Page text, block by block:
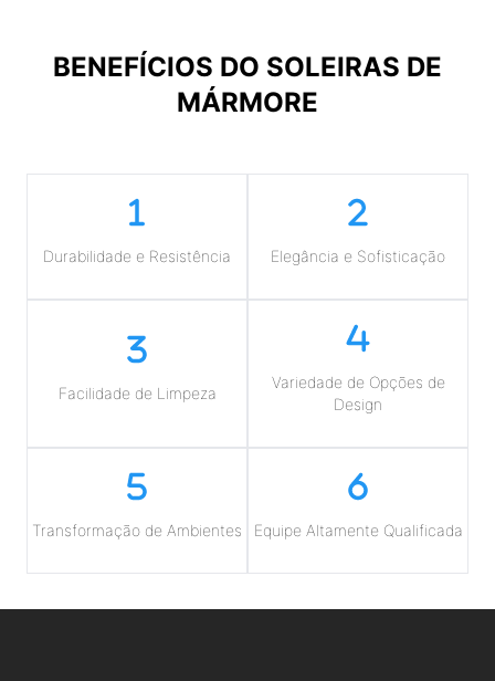
BENEFÍCIOS DO SOLEIRAS DE
MÁRMORE
Durabilidade e Resistência Elegância e Sofisticação
Facilidade de Limpeza
Variedade de Opções de
Design
Transformação de Ambientes Equipe Altamente Qualificada